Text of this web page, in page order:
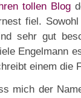
tollen Blog
fiel.
sehr gut
Engelmann
einem die
mich der